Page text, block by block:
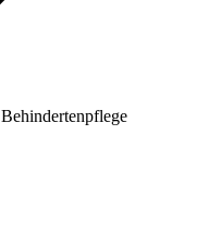
Behindertenpflege